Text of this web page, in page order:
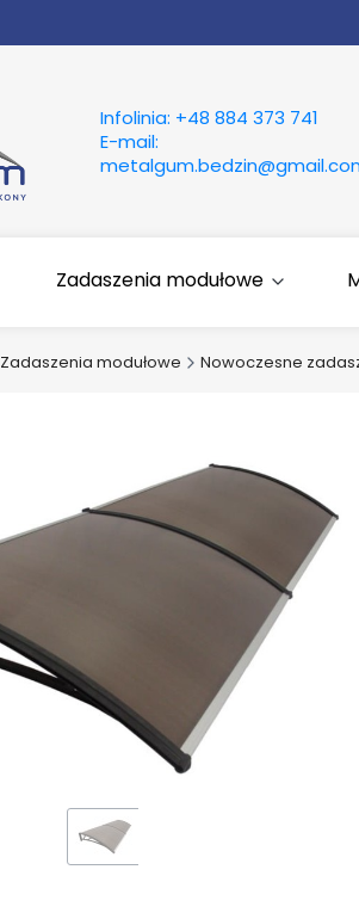
Infolinia: +48 884 373 741
E-mail:
Zadaszenia modułowe
Zadaszenia modułowe Nowoczesne